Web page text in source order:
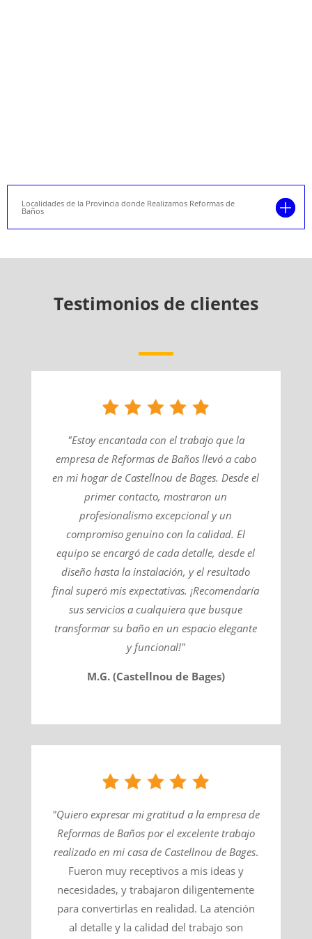
Localidades de la Provincia donde Realizamos Reformas de
Baños
Testimonios de clientes
"Estoy encantada con el trabajo que la
empresa de Reformas de Baños llevó a cabo
en mi hogar de Castellnou de Bages. Desde el
primer contacto, mostraron un
profesionalismo excepcional y un
compromiso genuino con la calidad. El
equipo se encargó de cada detalle, desde el
diseño hasta la instalación, y el resultado
final superó mis expectativas. ¡Recomendaría
sus servicios a cualquiera que busque
transformar su baño en un espacio elegante
y funcional!"
M.G. (Castellnou de Bages)
"Quiero expresar mi gratitud a la empresa de
Reformas de Baños por el excelente trabajo
realizado en mi casa de Castellnou de Bages​.
Fueron muy receptivos a mis ideas y
necesidades, y trabajaron diligentemente
para convertirlas en realidad. La atención
al detalle y la calidad del trabajo son